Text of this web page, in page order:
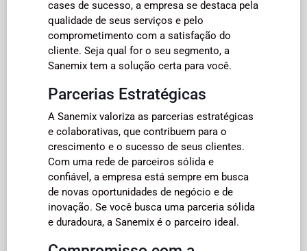
cases de sucesso, a empresa se destaca pela
qualidade de seus serviços e pelo
comprometimento com a satisfação do
cliente. Seja qual for o seu segmento, a
Sanemix tem a solução certa para você.
Parcerias Estratégicas
A Sanemix valoriza as parcerias estratégicas
e colaborativas, que contribuem para o
crescimento e o sucesso de seus clientes.
Com uma rede de parceiros sólida e
confiável, a empresa está sempre em busca
de novas oportunidades de negócio e de
inovação. Se você busca uma parceria sólida
e duradoura, a Sanemix é o parceiro ideal.